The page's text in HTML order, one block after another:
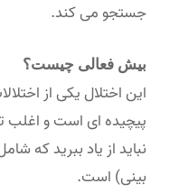
جستجو می کند.
بیش فعالی چیست؟
این اختلال یکی از
نباید از یاد ببرید که
بینی) است.